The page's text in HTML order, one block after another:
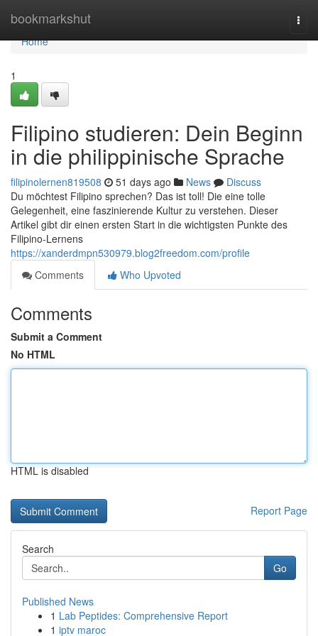
bookmarkshut
Home
Home
1
Filipino studieren: Dein Beginn
in die philippinische Sprache
filipinolernen819508 51 days ago News
Discuss
Du möchtest Filipino sprechen? Das ist toll! Die eine tolle
Gelegenheit, eine faszinierende Kultur zu verstehen. Dieser
Artikel gibt dir einen ersten Start in die wichtigsten Punkte des
Filipino-Lernens
https://xanderdmpn530979.blog2freedom.com/profile
Comments
Who Upvoted
Comments
Submit a Comment
No HTML
HTML is disabled
Report Page
Search
Go
Published News
1 Lab Peptides: Comprehensive Report
1 iptv maroc